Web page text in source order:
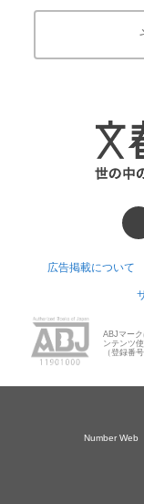
広告掲載について
ABJマー
ンテンツ
（登録番
Number Web